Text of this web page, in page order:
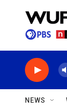
NEWS